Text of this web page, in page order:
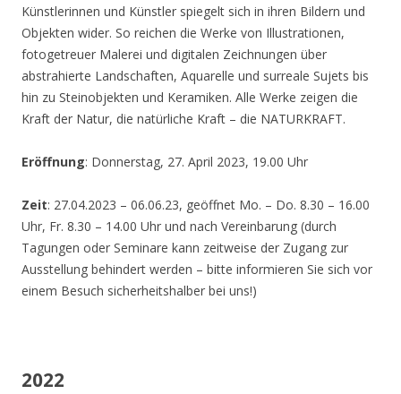
Künstlerinnen und Künstler spiegelt sich in ihren Bildern und
Objekten wider. So reichen die Werke von Illustrationen,
fotogetreuer Malerei und digitalen Zeichnungen über
abstrahierte Landschaften, Aquarelle und surreale Sujets bis
hin zu Steinobjekten und Keramiken. Alle Werke zeigen die
Kraft der Natur, die natürliche Kraft – die NATURKRAFT.
Eröffnung: Donnerstag, 27. April 2023, 19.00 Uhr
Zeit: 27.04.2023 – 06.06.23, geöffnet Mo. – Do. 8.30 – 16.00
Uhr, Fr. 8.30 – 14.00 Uhr und nach Vereinbarung (durch
Tagungen oder Seminare kann zeitweise der Zugang zur
Ausstellung behindert werden – bitte informieren Sie sich vor
einem Besuch sicherheitshalber bei uns!)
2022